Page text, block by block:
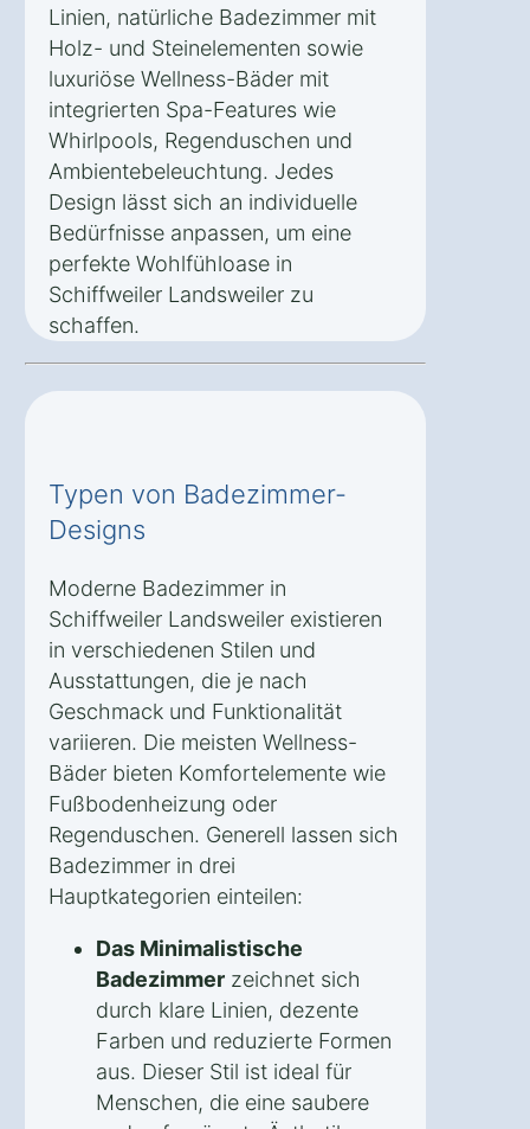
Linien, natürliche Badezimmer mit
Holz- und Steinelementen sowie
luxuriöse Wellness-Bäder mit
integrierten Spa-Features wie
Whirlpools, Regenduschen und
Ambientebeleuchtung. Jedes
Design lässt sich an individuelle
Bedürfnisse anpassen, um eine
perfekte Wohlfühloase in
Schiffweiler Landsweiler zu
schaffen.
Typen von Badezimmer-
Designs
Moderne Badezimmer in
Schiffweiler Landsweiler existieren
in verschiedenen Stilen und
Ausstattungen, die je nach
Geschmack und Funktionalität
variieren. Die meisten Wellness-
Bäder bieten Komfortelemente wie
Fußbodenheizung oder
Regenduschen. Generell lassen sich
Badezimmer in drei
Hauptkategorien einteilen:
Das Minimalistische
Badezimmer zeichnet sich
durch klare Linien, dezente
Farben und reduzierte Formen
aus. Dieser Stil ist ideal für
Menschen, die eine saubere